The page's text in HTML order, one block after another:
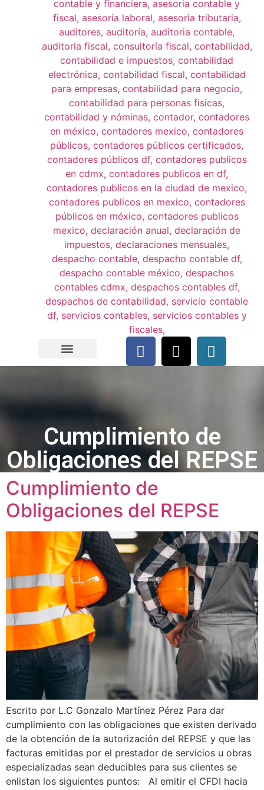
Cumplimiento de
Obligaciones del REPSE
Cumplimiento de
Obligaciones del REPSE
Escrito por L.C Gonzalo Martínez Pérez Para dar
cumplimiento con las obligaciones que existen derivado
de la obtención de la autorización del REPSE y que las
facturas emitidas por el prestador de servicios u obras
especializadas sean deducibles para sus clientes se
enlistan los siguientes puntos: Al emitir el CFDI hacia